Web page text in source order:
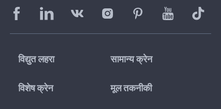
विद्युत लहरा सामान्य क्रेन
विशेष क्रेन मूल तकनीकी